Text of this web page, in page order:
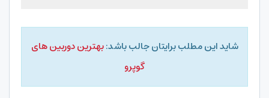
شاید این مطلب برایتان جالب باشد:بهترین دوربین های
گوپرو